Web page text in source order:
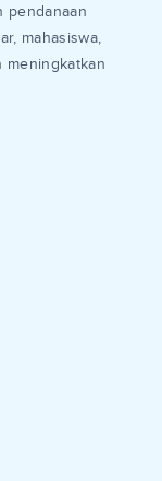
pendanaan
mahasiswa,
meningkatkan